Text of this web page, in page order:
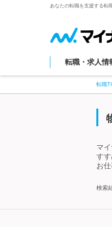
あなたの転職を支援する転
転職・求人情
転職
マ
す
お
検索